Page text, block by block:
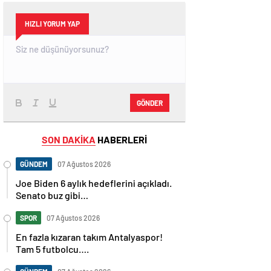
HIZLI YORUM YAP
GÖNDER
SON DAKİKA HABERLERİ
GÜNDEM 07 Ağustos 2026
Joe Biden 6 aylık hedeflerini açıkladı.
Senato buz gibi…
SPOR 07 Ağustos 2026
En fazla kızaran takım Antalyaspor!
Tam 5 futbolcu….